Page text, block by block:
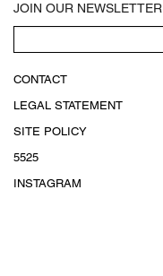
JOIN OUR NEWSLETTER
CONTACT
LEGAL STATEMENT
SITE POLICY
5525
INSTAGRAM